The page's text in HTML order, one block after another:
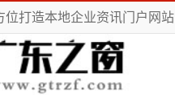
位打造本地企业资讯门户网站